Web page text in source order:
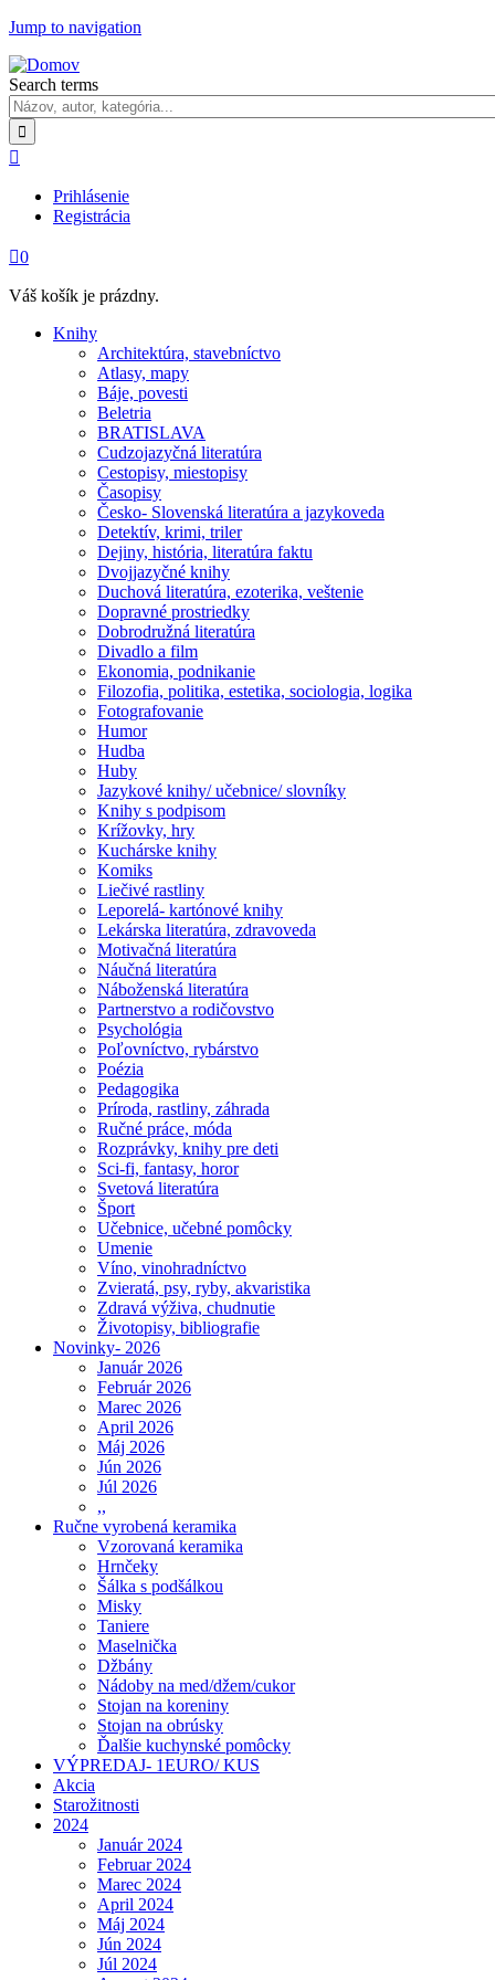
Jump to navigation
Search terms

Prihlásenie
Registrácia
0
Váš košík je prázdny.
Knihy
Architektúra, stavebníctvo
Atlasy, mapy
Báje, povesti
Beletria
BRATISLAVA
Cudzojazyčná literatúra
Cestopisy, miestopisy
Časopisy
Česko- Slovenská literatúra a jazykoveda
Detektív, krimi, triler
Dejiny, história, literatúra faktu
Dvojjazyčné knihy
Duchová literatúra, ezoterika, veštenie
Dopravné prostriedky
Dobrodružná literatúra
Divadlo a film
Ekonomia, podnikanie
Filozofia, politika, estetika, sociologia, logika
Fotografovanie
Humor
Hudba
Huby
Jazykové knihy/ učebnice/ slovníky
Knihy s podpisom
Krížovky, hry
Kuchárske knihy
Komiks
Liečivé rastliny
Leporelá- kartónové knihy
Lekárska literatúra, zdravoveda
Motivačná literatúra
Náučná literatúra
Náboženská literatúra
Partnerstvo a rodičovstvo
Psychológia
Poľovníctvo, rybárstvo
Poézia
Pedagogika
Príroda, rastliny, záhrada
Ručné práce, móda
Rozprávky, knihy pre deti
Sci-fi, fantasy, horor
Svetová literatúra
Šport
Učebnice, učebné pomôcky
Umenie
Víno, vinohradníctvo
Zvieratá, psy, ryby, akvaristika
Zdravá výživa, chudnutie
Životopisy, bibliografie
Novinky- 2026
Január 2026
Február 2026
Marec 2026
April 2026
Máj 2026
Jún 2026
Júl 2026
,,
Ručne vyrobená keramika
Vzorovaná keramika
Hrnčeky
Šálka s podšálkou
Misky
Taniere
Maselnička
Džbány
Nádoby na med/džem/cukor
Stojan na koreniny
Stojan na obrúsky
Ďalšie kuchynské pomôcky
VÝPREDAJ- 1EURO/ KUS
Akcia
Starožitnosti
2024
Január 2024
Februar 2024
Marec 2024
April 2024
Máj 2024
Jún 2024
Júl 2024